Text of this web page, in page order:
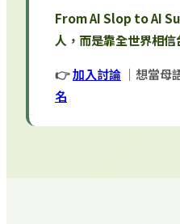
From AI Slop to AI
人，而是靠全世界相
👉加入討論 ｜想當母
名